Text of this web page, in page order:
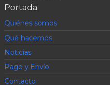
Portada
Quiénes somos
Qué hacemos
Noticias
Pago y Envío
Contacto